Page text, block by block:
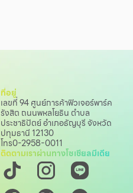
ที่อยู่
เลขที่ 94 ศูนย์การค้าฟิวเจอร์พาร์ค
รังสิต ถนนพหลโยธิน ตำบล
ประชาธิปัตย์ อำเภอธัญบุรี จังหวัด
ปทุมธานี 12130
โทร0-2958-0011
ติดตามเราผ่านทางโซเชียลมีเดีย